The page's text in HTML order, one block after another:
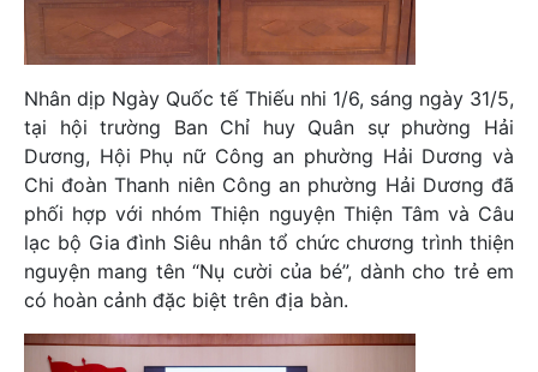
Nhân dịp Ngày Quốc tế Thiếu nhi 1/6, sáng ngày 31/5,
tại hội trường Ban Chỉ huy Quân sự phường Hải
Dương, Hội Phụ nữ Công an phường Hải Dương và
Chi đoàn Thanh niên Công an phường Hải Dương đã
phối hợp với nhóm Thiện nguyện Thiện Tâm và Câu
lạc bộ Gia đình Siêu nhân tổ chức chương trình thiện
nguyện mang tên “Nụ cười của bé”, dành cho trẻ em
có hoàn cảnh đặc biệt trên địa bàn.